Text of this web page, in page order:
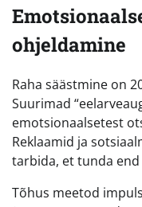
ohjeldamine
Raha säästmine on
Suurimad
emotsionaalsetest
Reklaamid ja
tarbida, et tunda
Tõhus meetod